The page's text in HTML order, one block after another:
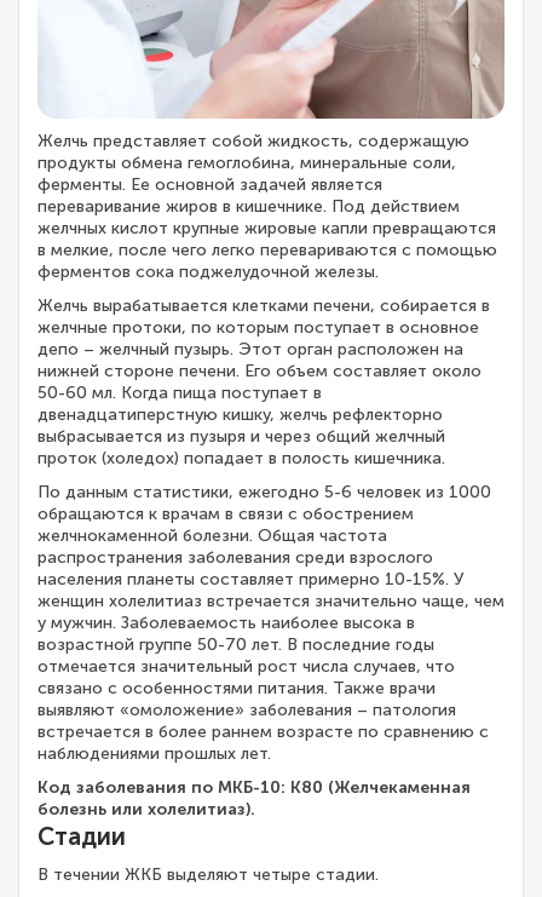
Желчь представляет собой жидкость, содержащую
продукты обмена гемоглобина, минеральные соли,
ферменты. Ее основной задачей является
переваривание жиров в кишечнике. Под действием
желчных кислот крупные жировые капли превращаются
в мелкие, после чего легко перевариваются с помощью
ферментов сока поджелудочной железы.
Желчь вырабатывается клетками печени, собирается в
желчные протоки, по которым поступает в основное
депо – желчный пузырь. Этот орган расположен на
нижней стороне печени. Его объем составляет около
50-60 мл. Когда пища поступает в
двенадцатиперстную кишку, желчь рефлекторно
выбрасывается из пузыря и через общий желчный
проток (холедох) попадает в полость кишечника.
По данным статистики, ежегодно 5-6 человек из 1000
обращаются к врачам в связи с обострением
желчнокаменной болезни. Общая частота
распространения заболевания среди взрослого
населения планеты составляет примерно 10-15%. У
женщин холелитиаз встречается значительно чаще, чем
у мужчин. Заболеваемость наиболее высока в
возрастной группе 50-70 лет. В последние годы
отмечается значительный рост числа случаев, что
связано с особенностями питания. Также врачи
выявляют «омоложение» заболевания – патология
встречается в более раннем возрасте по сравнению с
наблюдениями прошлых лет.
Код заболевания по МКБ-10: K80 (Желчекаменная
болезнь или холелитиаз).
Стадии
В течении ЖКБ выделяют четыре стадии.